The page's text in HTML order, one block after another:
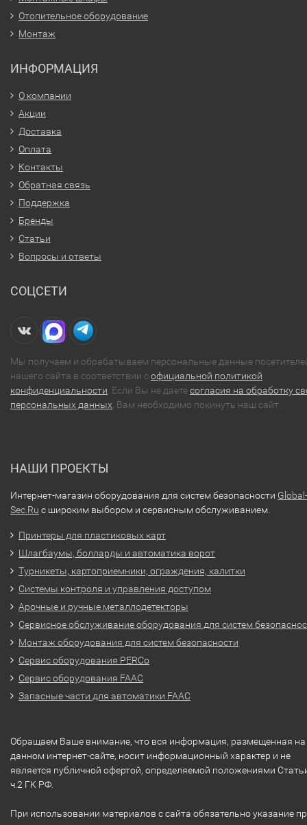
Отопительное оборудование
Монтаж
ИНФОРМАЦИЯ
О компании
Акции
Доставка
Оплата
Контакты
Обратная связь
Поддержка
Бренды
Статьи
Вопросы и ответы
СОЦСЕТИ
Мы получаем и обрабатываем персональные данные
нашего сайта в соответствии софициальной политикой
конфиденциальности . Если Вы не даетесогласия на обработку
персональных данных , Вам необходимо покинуть наш сайт.
НАШИ ПРОЕКТЫ
Интернет-магазин оборудования для систем безопасности Global-
Sec.Ru с широким выбором и сервисным обслуживанием.
Принтеры для пластиковых карт
Шлагбаумы, болларды и автоматика ворот
Турникеты, картоприемники, ограждения, калитки
Системы контроля и управления доступом
Арочные и ручные металлодетекторы
Сервисное обслуживание оборудования для систем
Монтаж оборудования для систем безопасности
Сервис оборудования PERCo
Сервис оборудования FAAC
Запасные части для автоматики FAAC
Обращаем Ваше внимание, что вся информация, размещенная на
данном интернет-сайте, носит информационный характер и не
является публичной офертой, определяемой положениями
ч.2 ГК РФ.
При использовании материалов с сайта обязательно указание